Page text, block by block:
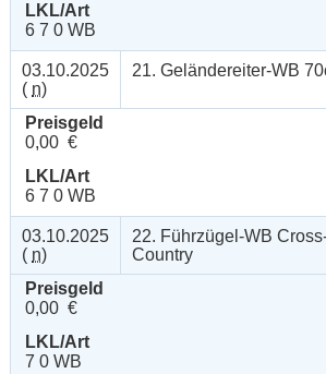
LKL/Art
6 7 0 WB
03.10.2025
( n)
21. Geländereiter-WB
Preisgeld
0,00 €
LKL/Art
6 7 0 WB
03.10.2025
( n)
22. Führzügel-WB
Country
Preisgeld
0,00 €
LKL/Art
7 0 WB